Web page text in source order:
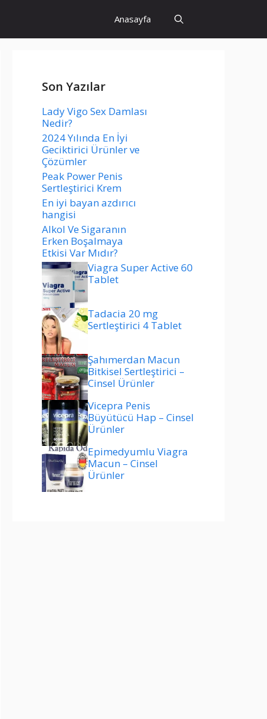
Anasayfa
Son Yazılar
Lady Vigo Sex Damlası
Nedir?
2024 Yılında En İyi
Geciktirici Ürünler ve
Çözümler
Peak Power Penis
Sertleştirici Krem
En iyi bayan azdırıcı
hangisi
Alkol Ve Sigaranın
Erken Boşalmaya
Etkisi Var Mıdır?
Viagra Super Active 60
Tablet
Tadacia 20 mg
Sertleştirici 4 Tablet
Şahımerdan Macun
Bitkisel Sertleştirici –
Cinsel Ürünler
Vicepra Penis
Büyütücü Hap – Cinsel
Ürünler
Epimedyumlu Viagra
Macun – Cinsel
Ürünler